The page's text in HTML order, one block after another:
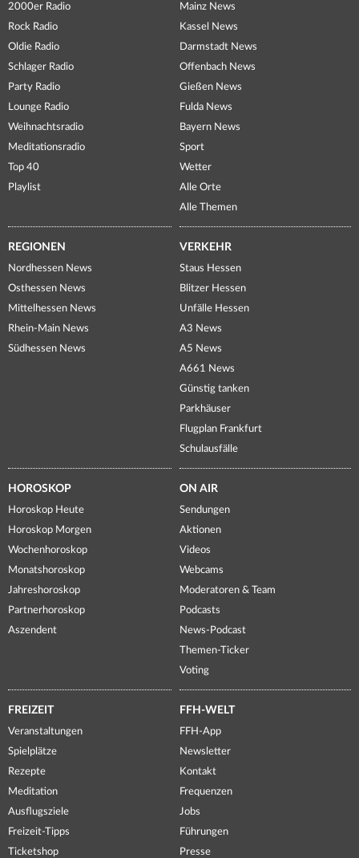
2000er Radio
Rock Radio
Oldie Radio
Schlager Radio
Party Radio
Lounge Radio
Weihnachtsradio
Meditationsradio
Top 40
Playlist
Mainz News
Kassel News
Darmstadt News
Offenbach News
Gießen News
Fulda News
Bayern News
Sport
Wetter
Alle Orte
Alle Themen
REGIONEN
Nordhessen News
Osthessen News
Mittelhessen News
Rhein-Main News
Südhessen News
VERKEHR
Staus Hessen
Blitzer Hessen
Unfälle Hessen
A3 News
A5 News
A661 News
Günstig tanken
Parkhäuser
Flugplan Frankfurt
Schulausfälle
HOROSKOP
Horoskop Heute
Horoskop Morgen
Wochenhoroskop
Monatshoroskop
Jahreshoroskop
Partnerhoroskop
Aszendent
ON AIR
Sendungen
Aktionen
Videos
Webcams
Moderatoren & Team
Podcasts
News-Podcast
Themen-Ticker
Voting
FREIZEIT
Veranstaltungen
Spielplätze
Rezepte
Meditation
Ausflugsziele
Freizeit-Tipps
Ticketshop
FFH-WELT
FFH-App
Newsletter
Kontakt
Frequenzen
Jobs
Führungen
Presse